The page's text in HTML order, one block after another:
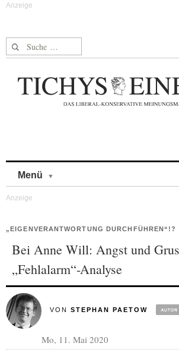
Suche nach:
Menü
„EIGENVERANTWORTUNG DURCHFÜHREN“!?
Bei Anne Will: Angst und
„Fehlalarm“-Analyse
VON STEPHAN PAETOW
Mo, 11. Mai 2020